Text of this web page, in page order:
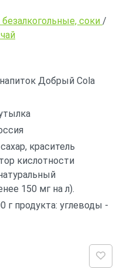
соки /
Добрый Cola
краситель
кислотности
150 мг на л).
г продукта: углеводы -